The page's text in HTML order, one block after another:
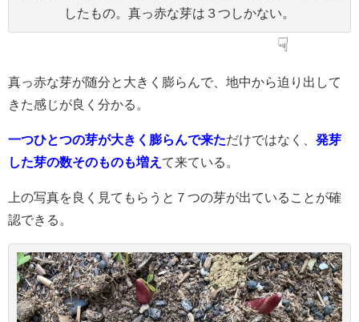
したもの。真っ赤な芽は３つしかない。
☟
真っ赤な芽が随分と大きく膨らんで、地中から迫り出して
きた感じが良く分かる。
一つひとつの芽が大きく膨らんで来ただけではなく、 発芽
した芽の数そのものも増え て来ている。
上の写真を良く見てもらうと７つの芽が出ていることが確
認できる。